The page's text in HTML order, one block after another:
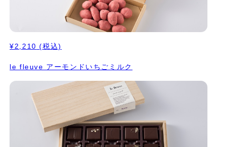
「これから伝統になって欲しいもの」 を選びました。 日本のショ
コラティエならではの切り口で、 新たな表現方法をこれからも追
求していきます。 農家に生まれた自身のルーツから、 「農家さん
今、日本国内産の素材の可能性を より強く感じています。 パッケ
すすめのお品です。
¥2,210 (税込)
le fleuve アーモンドいちごミルク